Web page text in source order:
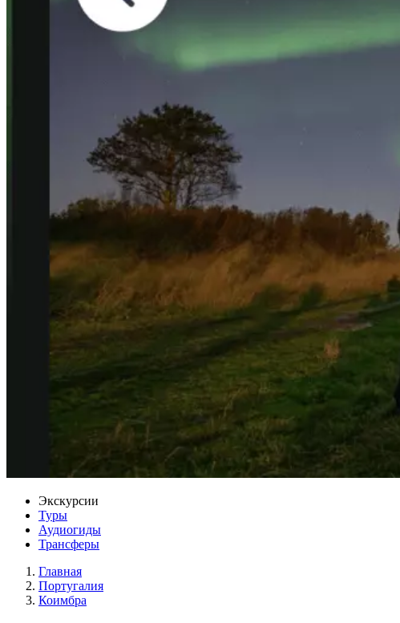
Экскурсии
Туры
Аудиогиды
Трансферы
Главная
Португалия
Коимбра